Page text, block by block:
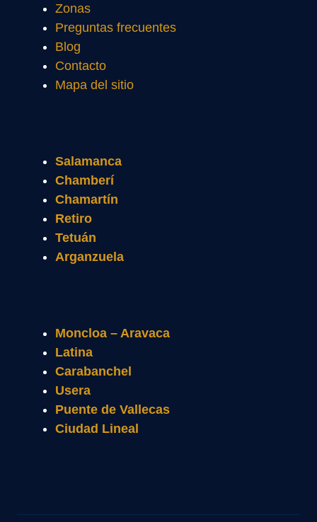
Zonas
Preguntas frecuentes
Blog
Contacto
Mapa del sitio
Salamanca
Chamberí
Chamartín
Retiro
Tetuán
Arganzuela
Moncloa – Aravaca
Latina
Carabanchel
Usera
Puente de Vallecas
Ciudad Lineal